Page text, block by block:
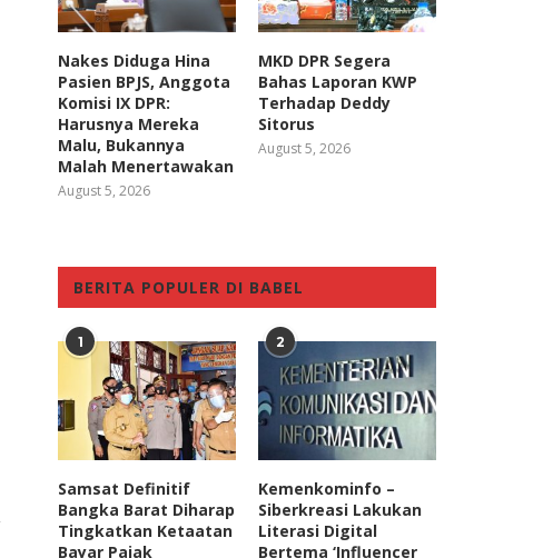
Nakes Diduga Hina
Pasien BPJS, Anggota
Komisi IX DPR:
Harusnya Mereka
Malu, Bukannya
Malah Menertawakan
August 5, 2026
MKD DPR Segera
Bahas Laporan KWP
Terhadap Deddy
Sitorus
August 5, 2026
BERITA POPULER DI BABEL
1
Samsat Definitif
Bangka Barat Diharap
Tingkatkan Ketaatan
Bayar Pajak
2
Kemenkominfo –
Siberkreasi Lakukan
Literasi Digital
Bertema ‘Influencer